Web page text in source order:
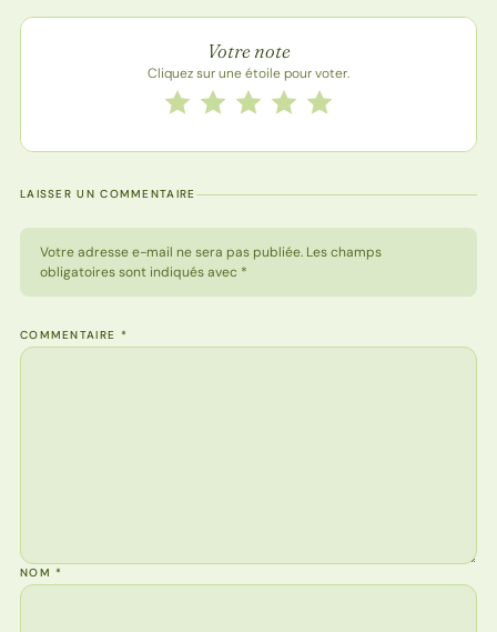
Note de la recette
Votre note
Cliquez sur une étoile pour voter.
Notez cette recette de 1 à 5 étoiles
5 étoiles
4 étoiles
3 étoiles
2 étoiles
1 étoile
LAISSER UN COMMENTAIRE
Votre adresse e-mail ne sera pas publiée. Les champs
obligatoires sont indiqués avec *
COMMENTAIRE *
NOM*